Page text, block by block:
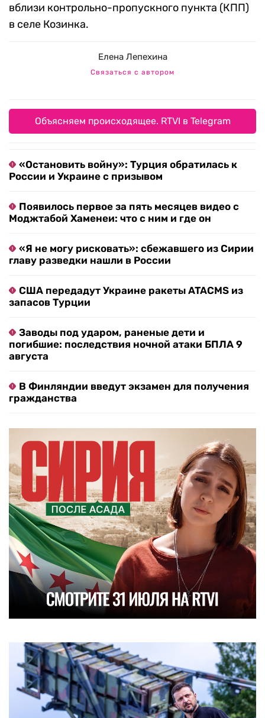
вблизи контрольно-пропускного пункта (КПП)
в селе Козинка.
Елена Лепехина
Связаться с автором
Объясняем происходящее. RTVI в Telegram
«Остановить войну»: Турция обратилась к
России и Украине с призывом
Появилось первое за пять месяцев видео с
Моджтабой Хаменеи: что с ним и где он
«Я не могу рисковать»: сбежавшего из Сирии
главу разведки нашли в России
США передадут Украине ракеты ATACMS из
запасов Турции
Заводы под ударом, раненые дети и
погибшие: последствия ночной атаки БПЛА 9
августа
В Финляндии введут экзамен для получения
гражданства